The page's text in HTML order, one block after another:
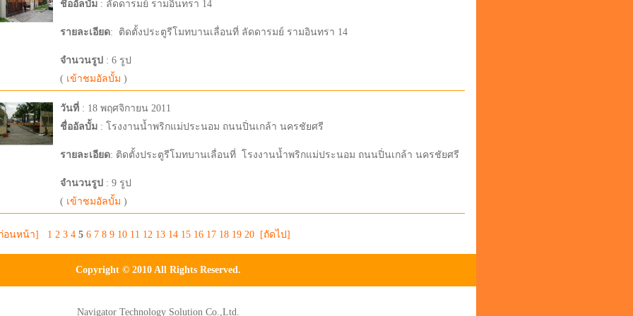
ชื่ออัลบั้ม : ลัดดารมย์ รามอินทรา 14
รายละเอียด: ติดตั้งประตูรีโมทบานเลื่อนที่ ลัดดารมย์ รามอินทรา 14
จำนวนรูป : 6 รูป
( เข้าชมอัลบั้ม )
วันที่ : 18 พฤศจิกายน 2011
ชื่ออัลบั้ม : โรงงานน้ำพริกแม่ประนอม ถนนปิ่นเกล้า นครชัยศรี
รายละเอียด: ติดตั้งประตูรีโมทบานเลื่อนที่ โรงงานน้ำพริกแม่ประนอม ถนนปิ่นเกล้า นครชัยศรี
จำนวนรูป : 9 รูป
( เข้าชมอัลบั้ม )
อนหน้า] 1 2 3 4 5 6 7 8 9 10 11 12 13 14 15 16 17 18 19 20 [ถัดไป]
Copyright © 2010 All Rights Reserved.
Navigator Technology Solution Co.,Ltd.